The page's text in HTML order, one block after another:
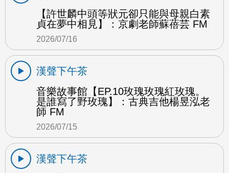
【許世麟中頭等狀元卻只能與母親白素
貞在夢中相見】：京劇老師蘇蓓芸 FM
2026/07/16
漢聲下午茶
音樂故事館【EP.10玫瑰玫瑰紅玫瑰。
是誰寫了野玫瑰】：古典吉他楊昱泓老
師 FM
2026/07/15
漢聲下午茶